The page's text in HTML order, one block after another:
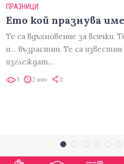
ПРАЗНИЦИ
Ето кой празнува
Те са вдъхновение за всички.
и... възрастни. Те са
изглеждат…
5 2 мин 0